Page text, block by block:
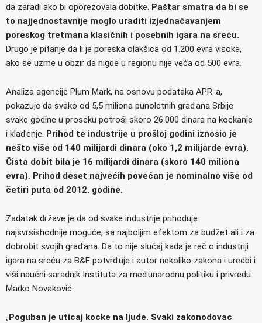
da zaradi ako bi oporezovala dobitke. Paštar smatra da bi se
to najjednostavnije moglo uraditi izjednačavanjem
poreskog tretmana klasičnih i posebnih igara na sreću.
Drugo je pitanje da li je poreska olakšica od 1.200 evra visoka,
ako se uzme u obzir da nigde u regionu nije veća od 500 evra.
Analiza agencije Plum Mark, na osnovu podataka APR-a,
pokazuje da svako od 5,5 miliona punoletnih građana Srbije
svake godine u proseku potroši skoro 26.000 dinara na kockanje
i klađenje. Prihod te industrije u prošloj godini iznosio je
nešto više od 140 milijardi dinara (oko 1,2 milijarde evra).
Čista dobit bila je 16 milijardi dinara (skoro 140 miliona
evra). Prihod deset najvećih povećan je nominalno više od
četiri puta od 2012. godine.
Zadatak države je da od svake industrije prihoduje
najsvrsishodnije moguće, sa najboljim efektom za budžet ali i za
dobrobit svojih građana. Da to nije slučaj kada je reč o industriji
igara na sreću za B&F potvrđuje i autor nekoliko zakona i uredbi i
viši naučni saradnik Instituta za međunarodnu politiku i privredu
Marko Novaković.
„Poguban je uticaj kocke na ljude. Svaki zakonodovac